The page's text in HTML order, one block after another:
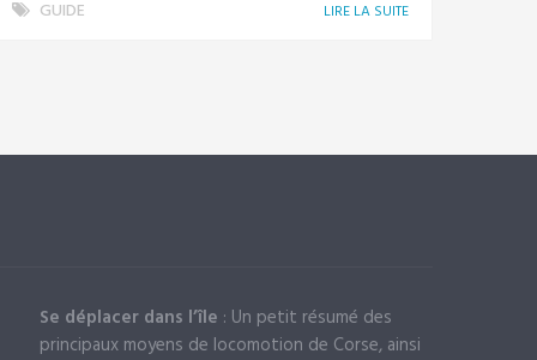
GUIDE LIRE LA SUITE
Se déplacer dans l’île : Un petit résumé des
principaux moyens de locomotion de Corse, ainsi